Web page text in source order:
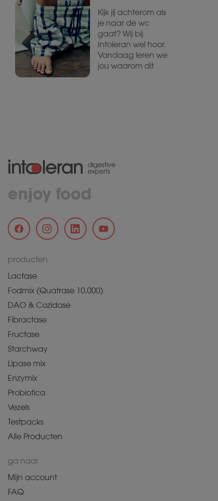
Kijk jij achterom als
je naar de wc
gaat? Wij bij
Intoleran wel hoor.
Vandaag leren we
jou waarom dit
enjoy food
producten
Lactase
Fodmix (Quatrase 10.000)
DAO & Cozidase
Fibractase
Fructase
Starchway
Lipase mix
Enzymix
Probiotica
Vezels
Testpacks
Alle Producten
ga naar
Mijn account
FAQ